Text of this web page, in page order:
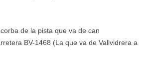
de la pista que va de can
BV-1468 (La que va de Vallvidrera a